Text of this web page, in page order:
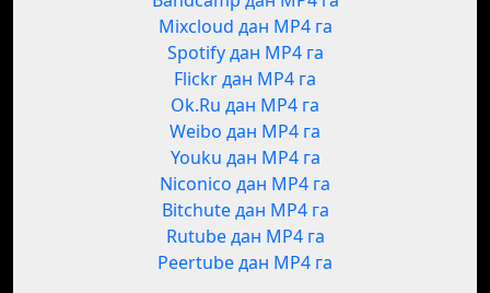
Mixcloud дан MP4 га
Spotify дан MP4 га
Flickr дан MP4 га
Ok.Ru дан MP4 га
Weibo дан MP4 га
Youku дан MP4 га
Niconico дан MP4 га
Bitchute дан MP4 га
Rutube дан MP4 га
Peertube дан MP4 га